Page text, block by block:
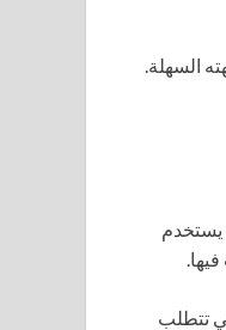
السهلة.
يستخدم
تتطلب